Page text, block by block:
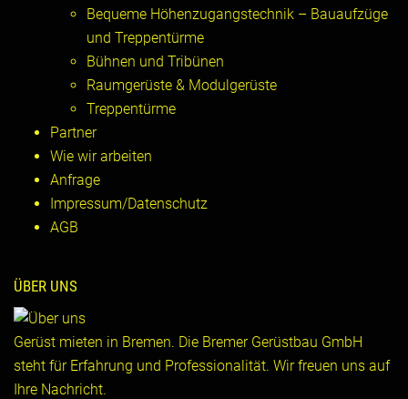
Bequeme Höhenzugangstechnik – Bauaufzüge
und Treppentürme
Bühnen und Tribünen
Raumgerüste & Modulgerüste
Treppentürme
Partner
Wie wir arbeiten
Anfrage
Impressum/Datenschutz
AGB
ÜBER UNS
Gerüst mieten in Bremen. Die Bremer Gerüstbau GmbH
steht für Erfahrung und Professionalität. Wir freuen uns auf
Ihre Nachricht.